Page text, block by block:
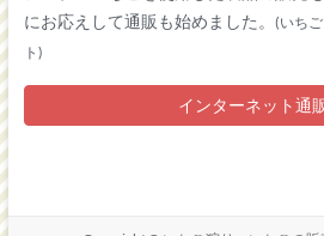
にお応えして通販も始めました。 (いち
ト)
インターネット通